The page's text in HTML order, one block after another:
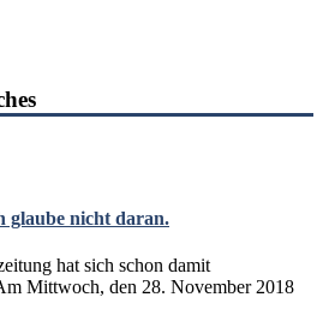
glaube nicht daran.
hat sich schon damit
Mittwoch, den 28. November 2018